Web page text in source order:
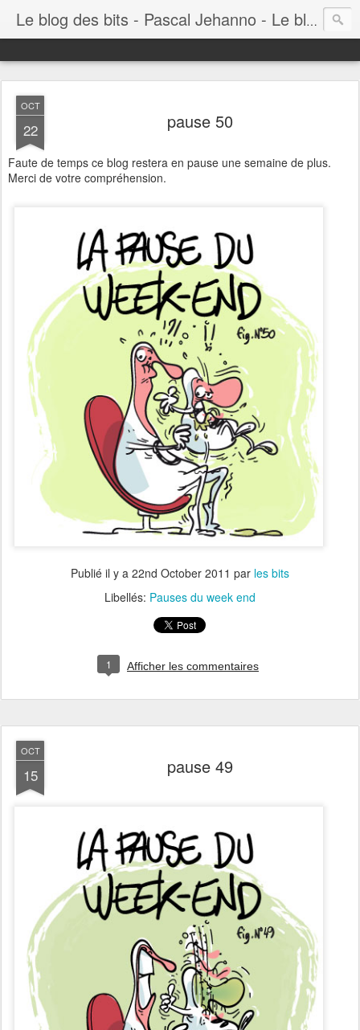
Le blog des bits - Pascal Jehanno - Le blog BD informatique
OCT
22 pause 50
Faute de temps ce blog restera en pause une semaine de plus.
Merci de votre compréhension.
Publié il y a 22nd October 2011 par les bits
Libellés: Pauses du week end
1 Afficher les commentaires
OCT
15 pause 49